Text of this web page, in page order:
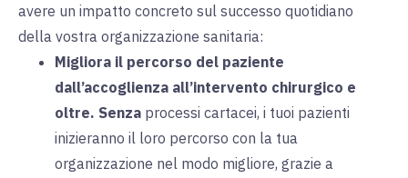
avere un impatto concreto sul successo quotidiano
della vostra organizzazione sanitaria:
Migliora il percorso del paziente
dall’accoglienza all’intervento chirurgico e
oltre. Senza processi cartacei, i tuoi pazienti
inizieranno il loro percorso con la tua
organizzazione nel modo migliore, grazie a